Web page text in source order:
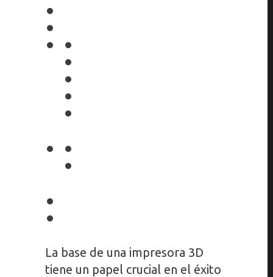
La base de una impresora 3D
tiene un papel crucial en el éxito